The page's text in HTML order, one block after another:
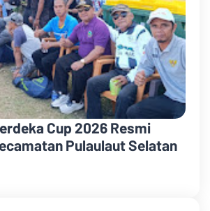
Cup 2026 Resmi
Pulaulaut Selatan